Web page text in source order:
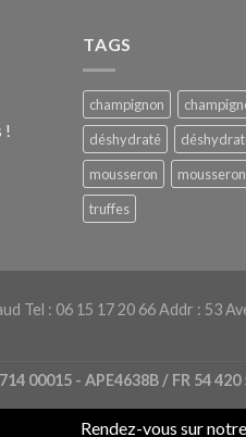
!
TAGS
champignon
déshydraté
mousseron
truffes
Tel : 06 15 17 20 66 Addr : 53
00015 - APE4638B / FR 54 420
Rendez-vous sur